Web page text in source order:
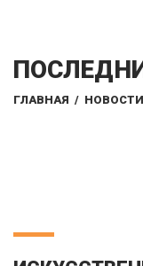
ГЛАВНАЯ / НОВОСТИ